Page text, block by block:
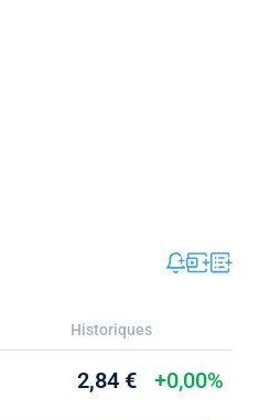
Historiques
2,84 € +0,00%